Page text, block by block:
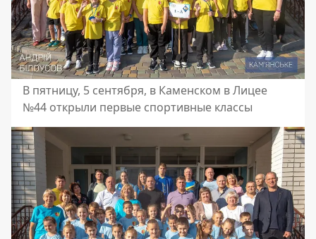
В пятницу, 5 сентября, в Каменском в Лицее
№44 открыли первые спортивные классы